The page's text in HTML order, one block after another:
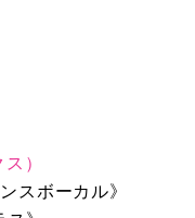
）
スボーカル》